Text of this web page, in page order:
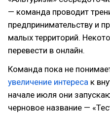
— команда проводит
предпринимательству и
малых территорий.
перевести в онлайн.
Команда пока не
увеличение интереса к
начале июля они
черновое название —